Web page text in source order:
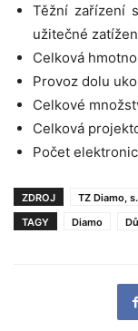
Těžní zařízení
užitečné
Celková
Provoz dolu
Celkové
Celková
Počet
ZDROJ
TZ Diamo,
TAGY
Diamo